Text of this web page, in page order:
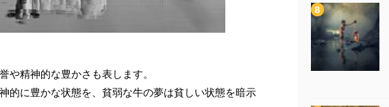
や精神的な豊かさも表します。
的に豊かな状態を、貧弱な牛の夢は貧しい状態を暗示